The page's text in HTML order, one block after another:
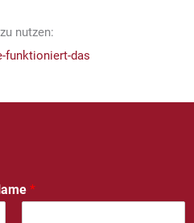
nutzen:
funktioniert-das
*